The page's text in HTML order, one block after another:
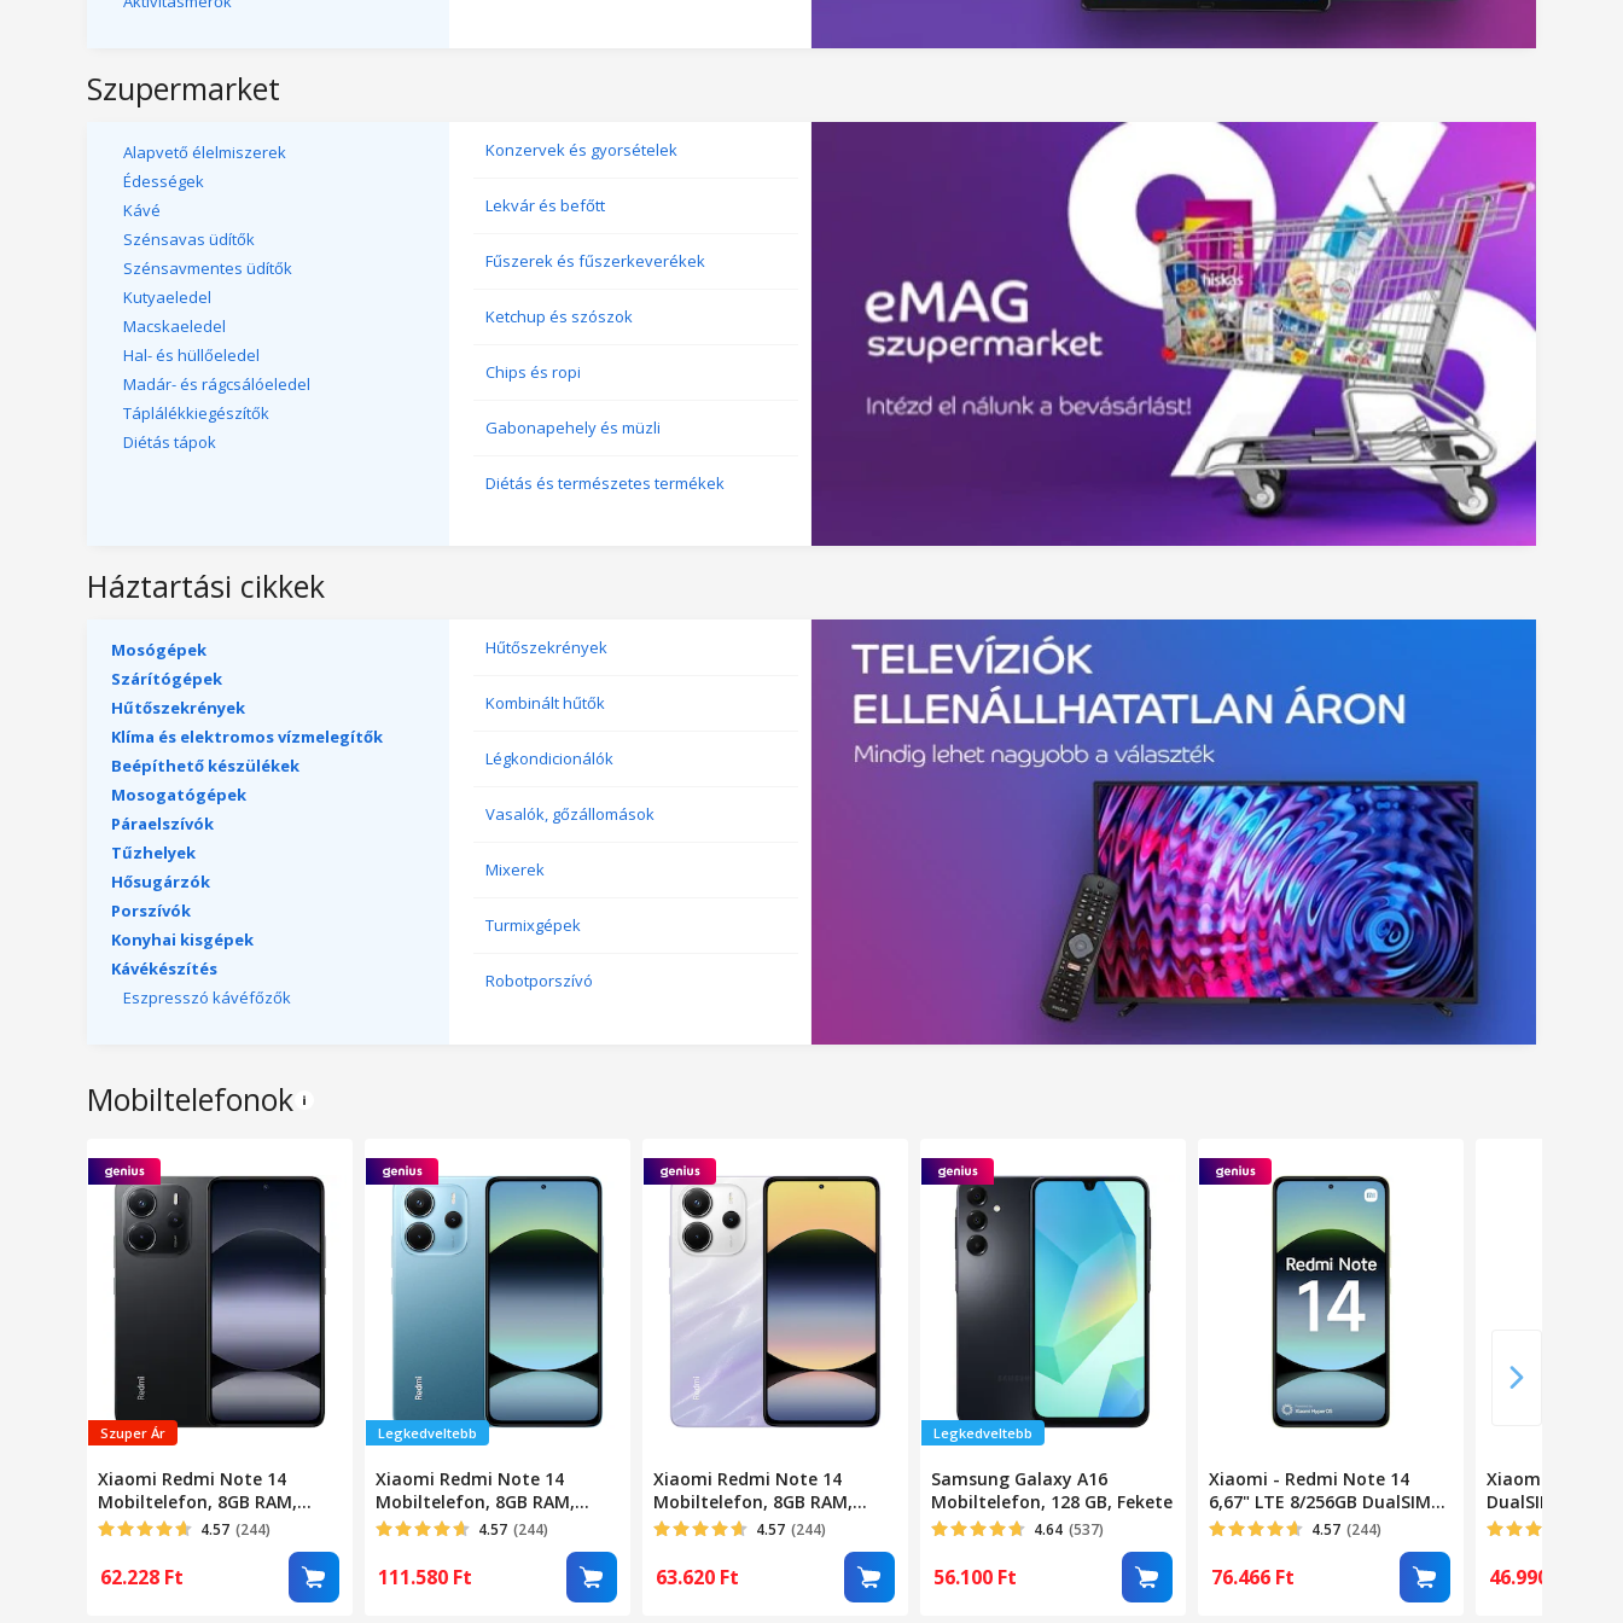
Szupermarket
Alapvető élelmiszerek
Édességek
Kávé
Szénsavas üdítők
Szénsavmentes üdítők
Kutyaeledel
Macskaeledel
Hal- és hüllőeledel
Madár- és rágcsálóeledel
Táplálékkiegészítők
Diétás tápok
Konzervek és gyorsételek
Lekvár és befőtt
Fűszerek és fűszerkeverékek
Ketchup és szószok
Chips és ropi
Gabonapehely és müzli
Diétás és természetes termékek
Háztartási cikkek
Mosógépek
Szárítógépek
Hűtőszekrények
Klíma és elektromos vízmelegítők
Beépíthető készülékek
Mosogatógépek
Páraelszívók
Tűzhelyek
Hősugárzók
Porszívók
Konyhai kisgépek
Kávékészítés
Eszpresszó kávéfőzők
Hűtőszekrények
Kombinált hűtők
Légkondicionálók
Vasalók, gőzállomások
Mixerek
Turmixgépek
Robotporszívó
Mobiltelefonok
Szuper Ár
Xiaomi Redmi Note 14
Mobiltelefon, 8GB RAM,
256GB, Éjfekete
4.57 (244)
62.228 Ft
Legkedveltebb
Xiaomi Redmi Note 14
Mobiltelefon, 8GB RAM,
256GB, Kék 4.57 (244)
111.580 Ft
Xiaomi Redmi Note 14
Mobiltelefon, 8GB RAM,
256GB, Lila
4.57 (244)
63.620 Ft
Legkedveltebb
Samsung Galaxy A16
Mobiltelefon, 128 GB, Fekete
4.64 (537)
56.100 Ft
Xiaomi - Redmi Note 14
6,67" LTE 8/256GB DualSIM
zöld okostelefon -
4.57 (244)
76.466 Ft
Xiaomi Redmi
DualSIM
291468,
46.990